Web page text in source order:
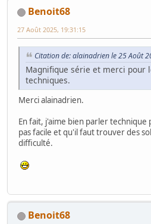
Benoit68
27 Août 2025, 19:31:15
Citation de: alainadrien le 25 Août
Magnifique série et merci pour
techniques.
Merci alainadrien.
En fait, j'aime bien parler technique
pas facile et qu'il faut trouver des
difficulté.
Benoit68